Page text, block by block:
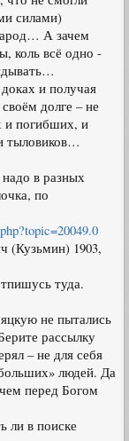
силами)
А зачем
коль всё одно -
и получая
долге – не
и погибших, и
тыловиков…
в разных
по
(Кузьмин) 1903,
туда.
не пытались
рассылку
– не для себя
людей. Да
перед Богом
ли в поиске